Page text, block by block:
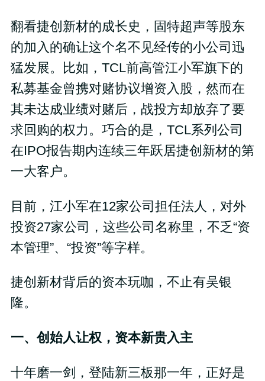
翻看捷创新材的成长史，固特超声等股东
的加入的确让这个名不见经传的小公司迅
猛发展。比如，TCL前高管江小军旗下的
私募基金曾携对赌协议增资入股，然而在
其未达成业绩对赌后，战投方却放弃了要
求回购的权力。巧合的是，TCL系列公司
在IPO报告期内连续三年跃居捷创新材的第
一大客户。
目前，江小军在12家公司担任法人，对外
投资27家公司，这些公司名称里，不乏“资
本管理”、“投资”等字样。
捷创新材背后的资本玩咖，不止有吴银
隆。
一、创始人让权，资本新贵入主
十年磨一剑，登陆新三板那一年，正好是